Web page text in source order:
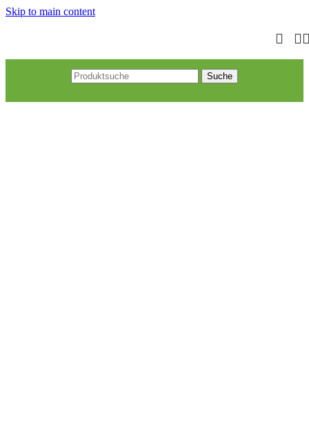
Skip to main content
Suche